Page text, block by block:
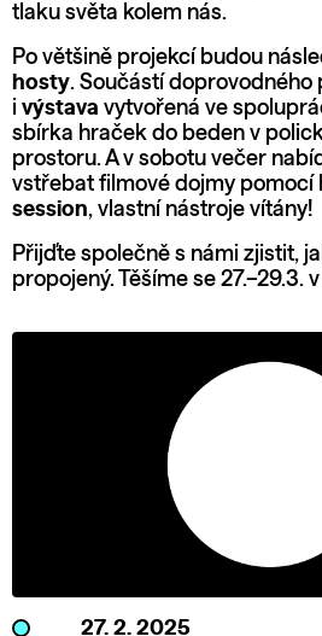
tlaku světa kolem nás.
Po většině projekcí budou
hosty. Součástí doprovodného
i výstava vytvořená ve
sbírka hraček do beden v
prostoru. A v sobotu večer
vstřebat filmové dojmy pomocí
session, vlastní nástroje vítány!
Přijďte společně s námi zjistit,
propojený. Těšíme se 27.–29.3.
27. 2. 2025